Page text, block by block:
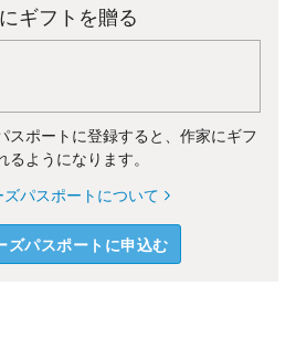
ギフトを贈る
スポートに登録すると、作家にギフ
るようになります。
パスポートについて
ズパスポートに申込む